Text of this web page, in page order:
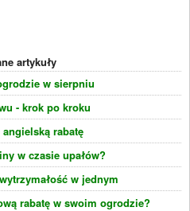
artykuły
w sierpniu
- krok po kroku
angielską rabatę
w czasie upałów?
w jednym
rabatę w swoim ogrodzie?